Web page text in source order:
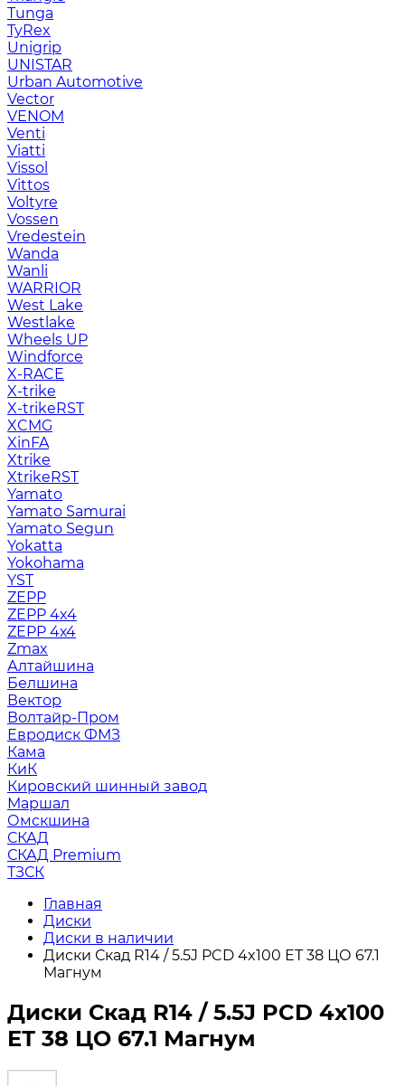
Tunga
TyRex
Unigrip
UNISTAR
Urban Automotive
Vector
VENOM
Venti
Viatti
Vissol
Vittos
Voltyre
Vossen
Vredestein
Wanda
Wanli
WARRIOR
West Lake
Westlake
Wheels UP
Windforce
X-RACE
X-trike
X-trikeRST
XCMG
XinFA
Xtrike
XtrikeRST
Yamato
Yamato Samurai
Yamato Segun
Yokatta
Yokohama
YST
ZEPP
ZEPP 4x4
ZEPP 4х4
Zmax
Алтайшина
Белшина
Вектор
Волтайр-Пром
Евродиск ФМЗ
Кама
КиК
Кировский шинный завод
Маршал
Омскшина
СКАД
СКАД Premium
ТЗСК
Главная
Диски
Диски в наличии
Диски Скад R14 / 5.5J PCD 4x100 ЕТ 38 ЦО 67.1
Магнум
Диски Скад R14 / 5.5J PCD 4x100
ЕТ 38 ЦО 67.1 Магнум